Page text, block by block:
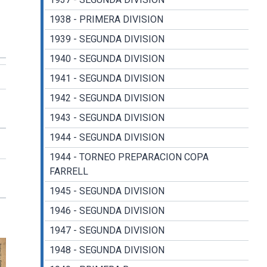
1938 - PRIMERA DIVISION
1939 - SEGUNDA DIVISION
1940 - SEGUNDA DIVISION
1941 - SEGUNDA DIVISION
1942 - SEGUNDA DIVISION
1943 - SEGUNDA DIVISION
1944 - SEGUNDA DIVISION
1944 - TORNEO PREPARACION COPA
FARRELL
1945 - SEGUNDA DIVISION
1946 - SEGUNDA DIVISION
1947 - SEGUNDA DIVISION
1948 - SEGUNDA DIVISION